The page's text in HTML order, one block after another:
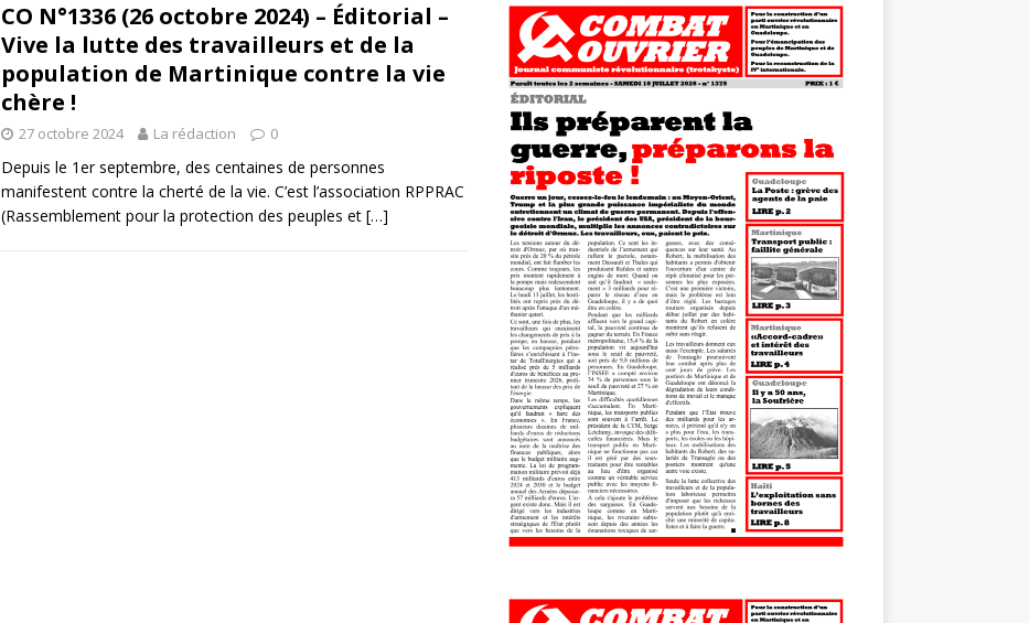
CO N°1336 (26 octobre 2024) – Éditorial –
Vive la lutte des travailleurs et de la
population de Martinique contre la vie
chère !
27 octobre 2024 La rédaction 0
Depuis le 1er septembre, des centaines de personnes
manifestent contre la cherté de la vie. C’est l’association RPPRAC
(Rassemblement pour la protection des peuples et […]